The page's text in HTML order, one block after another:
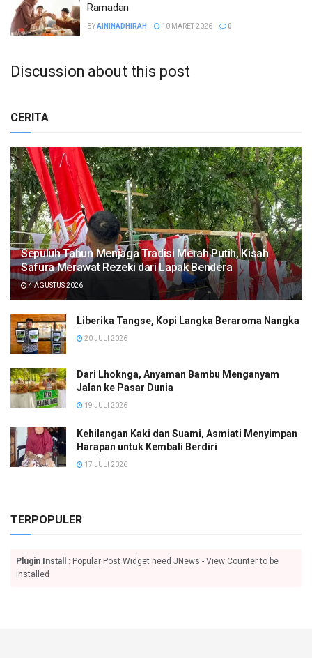
Ramadan
BYAININADHIRAH 10 MARET 2026 0
Discussion about this post
CERITA
Sepuluh Tahun Menjaga Tradisi Merah Putih, Kisah
Safura Merawat Rezeki dari Lapak Bendera
4 AGUSTUS 2026
Liberika Tangse, Kopi Langka Beraroma Nangka
20 JULI 2026
Dari Lhoknga, Anyaman Bambu Menganyam
Jalan ke Pasar Dunia
19 JULI 2026
Kehilangan Kaki dan Suami, Asmiati Menyimpan
Harapan untuk Kembali Berdiri
17 JULI 2026
TERPOPULER
Plugin Install
: Popular Post Widget need JNews - View Counter to be
installed